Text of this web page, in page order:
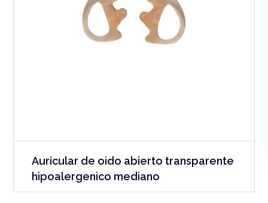
Auricular de oido abierto transparente
hipoalergenico mediano